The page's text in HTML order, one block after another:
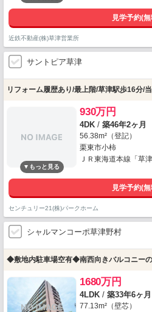
見学予約(
近鉄不動産(株)草津営業所
サントピア草津
リフォーム履歴あり/最上階/草津駅歩16分/
930万円
4DK / 築46年2ヶ月
56.38m²（登記）
栗東市小柿
ＪＲ東海道本線「草
見学予約(
センチュリー21(株)パークホーム
シャルマンコーポ草津野村
◆敷地内駐車場空有◆南西向きバルコニー
1680万円
4LDK / 築33年6ヶ月
77.13m²（壁芯）